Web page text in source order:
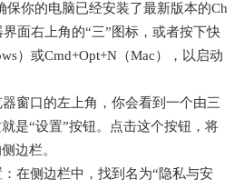
保你的电脑已经安装了最新版本的Ch
面右上角的“三”图标，或者按下快
）或Cmd+Opt+N（Mac），以启动
窗口的左上角，你会看到一个由三
是“设置”按钮。点击这个按钮，将
边栏。
在侧边栏中，找到名为“隐私与安